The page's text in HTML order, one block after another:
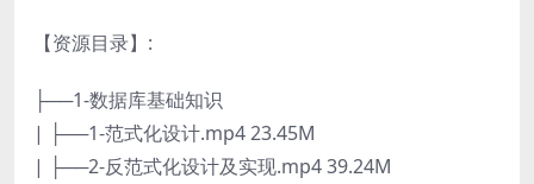
【资源目录】:
├──1-数据库基础知识
| ├──1-范式化设计.mp4 23.45M
| ├──2-反范式化设计及实现.mp4 39.24M